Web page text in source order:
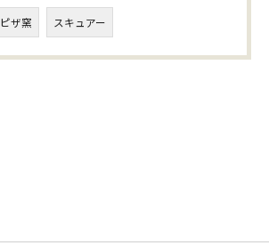
ピザ窯 スキュアー